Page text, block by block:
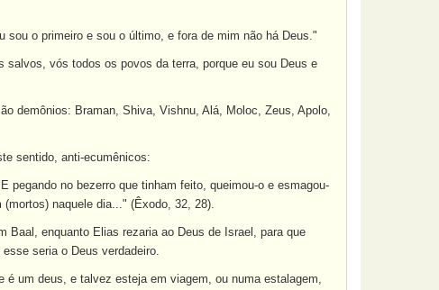
o primeiro e sou o último, e fora de mim não há Deus."
vós todos os povos da terra, porque eu sou Deus e
demônios: Braman, Shiva, Vishnu, Alá, Moloc, Zeus, Apolo,
sentido, anti-ecumênicos:
pegando no bezerro que tinham feito, queimou-o e esmagou-
naquele dia..." (Êxodo, 32, 28).
Baal, enquanto Elias rezaria ao Deus de Israel, para que
seria o Deus verdadeiro.
é um deus, e talvez esteja em viagem, ou numa estalagem,